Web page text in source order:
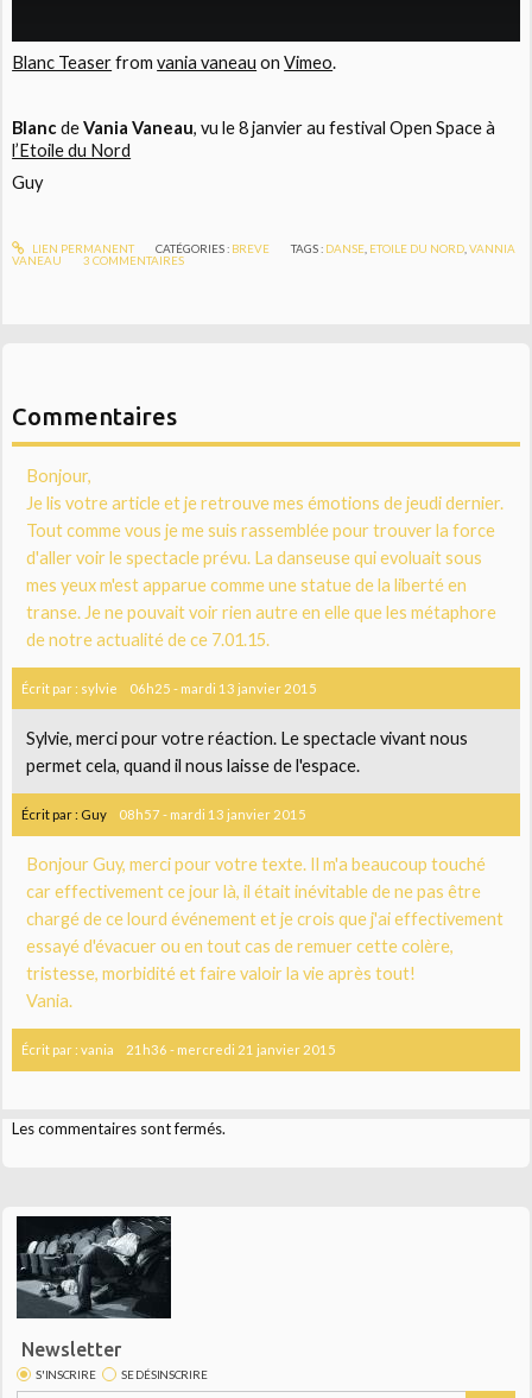
Blanc Teaserfromvania vaneau onVimeo.
BlancdeVania Vaneau, vu le 8 janvier au festival Open Space à
l’Etoile du Nord
Guy
LIEN PERMANENT CATÉGORIES : BREVE TAGS : DANSE, ETOILE DU NORD,VANNIA
VANEAU
3 COMMENTAIRES
Commentaires
Bonjour,
Je lis votre article et je retrouve mes émotions de jeudi dernier.
Tout comme vous je me suis rassemblée pour trouver la force
d'aller voir le spectacle prévu. La danseuse qui evoluait sous
mes yeux m'est apparue comme une statue de la liberté en
transe. Je ne pouvait voir rien autre en elle que les métaphore
de notre actualité de ce 7.01.15.
Écrit par : sylvie 06h25 - mardi 13 janvier 2015
Sylvie, merci pour votre réaction. Le spectacle vivant nous
permet cela, quand il nous laisse de l'espace.
Écrit par : Guy 08h57 - mardi 13 janvier 2015
Bonjour Guy, merci pour votre texte. Il m'a beaucoup touché
car effectivement ce jour là, il était inévitable de ne pas être
chargé de ce lourd événement et je crois que j'ai effectivement
essayé d'évacuer ou en tout cas de remuer cette colère,
tristesse, morbidité et faire valoir la vie après tout!
Vania.
Écrit par :vania 21h36 - mercredi 21 janvier 2015
Les commentaires sont fermés.
Newsletter
S'INSCRIRE SE DÉSINSCRIRE